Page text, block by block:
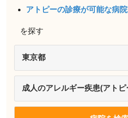
アトピーの診療が可能な病院
を探す